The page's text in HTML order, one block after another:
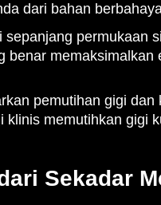
dari bahan
permukaan
benar memaksimalkan
pemutihan gigi dan
memutihkan gigi
Sekadar